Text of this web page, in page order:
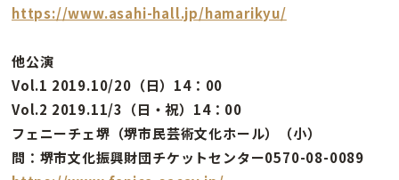
https://www.asahi-hall.jp/hamarikyu/
他公演
Vol.1 2019.10/20（日）14：00
Vol.2 2019.11/3（日・祝）14：00
フェニーチェ堺（堺市民芸術文化ホール）（小）
問：堺市文化振興財団チケットセンター0570-08-0089